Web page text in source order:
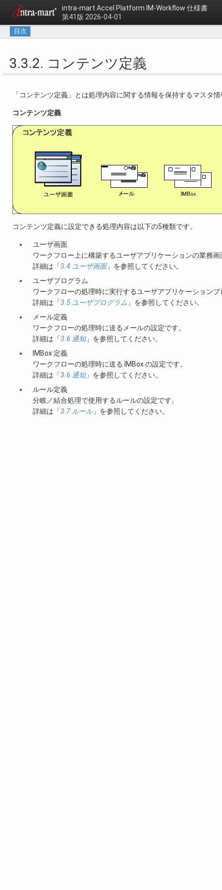
intra-mart Accel Platform IM-Workflow 仕様書
第41版 2026-04-01
目次
3.3.2. コンテンツ定義
「コンテンツ定義」とは処理内容に関する情報を保持するマスタ
コンテンツ定義
コンテンツ定義に設定できる処理内容は以下の5種類です。
ユーザ画面
ワークフロー上に構築するユーザアプリケーションの業務画
詳細は「3.4 ユーザ画面」を参照してください。
ユーザプログラム
ワークフローの処理時に実行するユーザアプリケーション
詳細は「3.5 ユーザプログラム 」を参照してください。
メール定義
ワークフローの処理時に送るメールの設定です。
詳細は「3.6 通知」を参照してください。
IMBox 定義
ワークフローの処理時に送る IMBox の設定です。
詳細は「3.6 通知」を参照してください。
ルール定義
分岐／結合処理で使用するルールの設定です。
詳細は「3.7 ルール」を参照してください。